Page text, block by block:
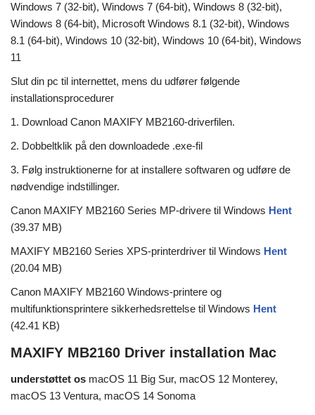
Windows 7 (32-bit), Windows 7 (64-bit), Windows 8 (32-bit),
Windows 8 (64-bit), Microsoft Windows 8.1 (32-bit), Windows
8.1 (64-bit), Windows 10 (32-bit), Windows 10 (64-bit), Windows
11
Slut din pc til internettet, mens du udfører følgende
installationsprocedurer
1. Download Canon MAXIFY MB2160-driverfilen.
2. Dobbeltklik på den downloadede .exe-fil
3. Følg instruktionerne for at installere softwaren og udføre de
nødvendige indstillinger.
Canon MAXIFY MB2160 Series MP-drivere til Windows Hent
(39.37 MB)
MAXIFY MB2160 Series XPS-printerdriver til Windows Hent
(20.04 MB)
Canon MAXIFY MB2160 Windows-printere og
multifunktionsprintere sikkerhedsrettelse til Windows Hent
(42.41 KB)
MAXIFY MB2160 Driver installation Mac
understøttet os macOS 11 Big Sur, macOS 12 Monterey,
macOS 13 Ventura, macOS 14 Sonoma